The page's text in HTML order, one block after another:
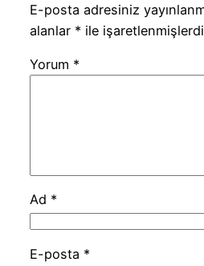
E-posta adresiniz
alanlar * ile
Yorum *
Ad *
E-posta *